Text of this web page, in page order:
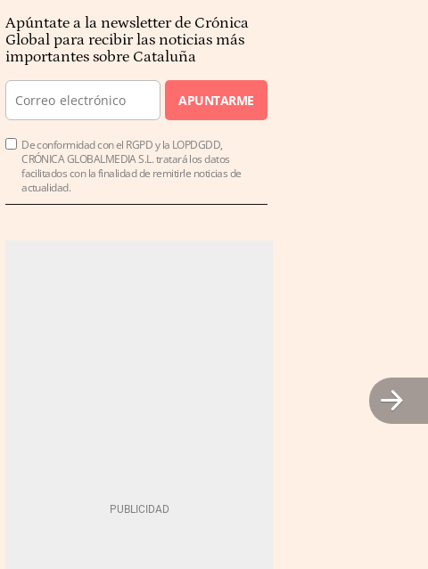
Apúntate a la newsletter de Crónica
Global para recibir las noticias más
importantes sobre Cataluña
APUNTARME
De conformidad con el RGPD y la LOPDGDD,
CRÓNICA GLOBALMEDIA S.L. tratará los datos
facilitados con la finalidad de remitirle noticias de
actualidad.